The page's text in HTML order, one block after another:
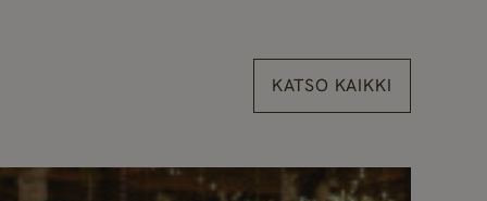
KATSO KAIKKI